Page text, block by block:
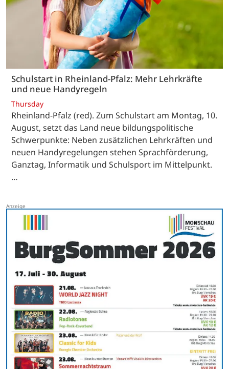
Schulstart in Rheinland-Pfalz: Mehr Lehrkräfte
und neue Handyregeln
Thursday
Rheinland-Pfalz (red). Zum Schulstart am Montag, 10.
August, setzt das Land neue bildungspolitische
Schwerpunkte: Neben zusätzlichen Lehrkräften und
neuen Handyregelungen stehen Sprachförderung,
Ganztag, Informatik und Schulsport im Mittelpunkt.
…